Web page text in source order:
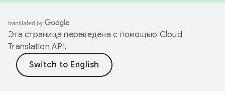
Эта страница переведена с помощью Cloud
Translation API.